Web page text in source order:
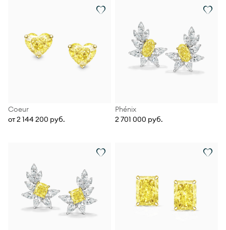
Coeur
от 2 144 200 руб.
Phénix
2 701 000 руб.